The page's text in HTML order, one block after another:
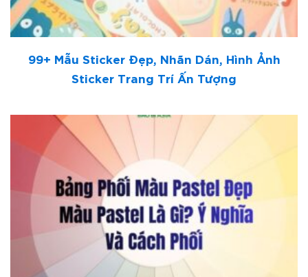
99+ Mẫu Sticker Đẹp, Nhãn Dán, Hình Ảnh
Sticker Trang Trí Ấn Tượng